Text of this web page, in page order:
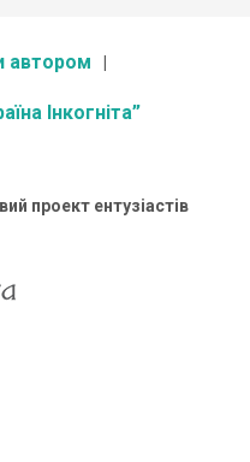
автором
Інкогніта”
проект ентузіастів